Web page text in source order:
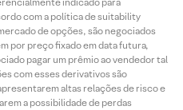
com a política de suitability
de opções, são negociados
por preço fixado em data futura,
pagar um prêmio ao vendedor tal
com esses derivativos são
altas relações de risco e
a possibilidade de perdas